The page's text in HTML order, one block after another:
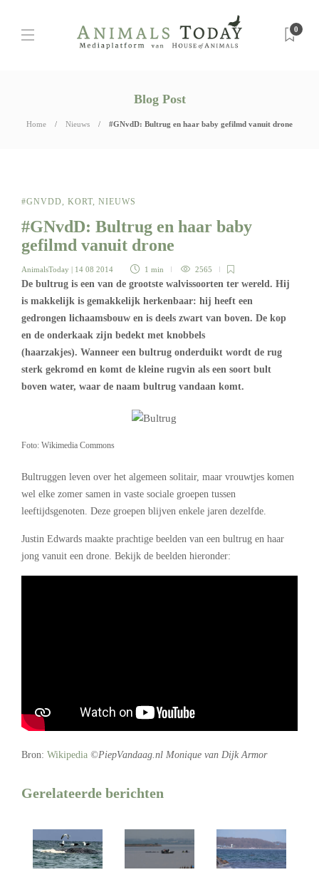
0
Blog Post
Home Nieuws #GNvdD: Bultrug en haar baby gefilmd vanuit drone
#GNVDD, KORT, NIEUWS
#GNvdD: Bultrug en haar baby
gefilmd vanuit drone
AnimalsToday | 14 08 2014 1 min 2565
De bultrug is een van de grootste walvissoorten ter wereld. Hij
is makkelijk is gemakkelijk herkenbaar: hij heeft een
gedrongen lichaamsbouw en is deels zwart van boven. De kop
en de onderkaak zijn bedekt met knobbels
(haarzakjes). Wanneer een bultrug onderduikt wordt de rug
sterk gekromd en komt de kleine rugvin als een soort bult
boven water, waar de naam bultrug vandaan komt.
Foto: Wikimedia Commons
Bultruggen leven over het algemeen solitair, maar vrouwtjes komen
wel elke zomer samen in vaste sociale groepen tussen
leeftijdsgenoten. Deze groepen blijven enkele jaren dezelfde.
Justin Edwards maakte prachtige beelden van een bultrug en haar
jong vanuit een drone. Bekijk de beelden hieronder:
Bron: Wikipedia ©PiepVandaag.nl Monique van Dijk Armor
Gerelateerde berichten